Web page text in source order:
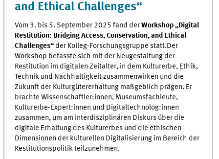
and Ethical Challenges“
Vom 3. bis 5. September 2025 fand derWorkshop „Digital
Restitution: Bridging Access, Conservation, and Ethical
Challenges“ der Kolleg-Forschungsgruppe statt.Der
Workshop befasste sich mit der Neugestaltung der
Restitution im digitalen Zeitalter, in dem Kulturerbe, Ethik,
Technik und Nachhaltigkeit zusammenwirken und die
Zukunft der Kulturgütererhaltung maßgeblich prägen. Er
brachte Wissenschaftler:innen, Museumsfachleute,
Kulturerbe-Expert:innen und Digitaltechnolog:innen
zusammen, um am interdisziplinären Diskurs über die
digitale Erhaltung des Kulturerbes und die ethischen
Dimensionen der kulturellen Digitalisierung im Bereich der
Restitutionspolitik teilzunehmen.